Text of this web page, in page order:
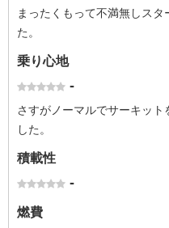
まったくもって不満無しス
た。
乗り心地
-
さすがノーマルでサーキッ
した。
積載性
-
燃費